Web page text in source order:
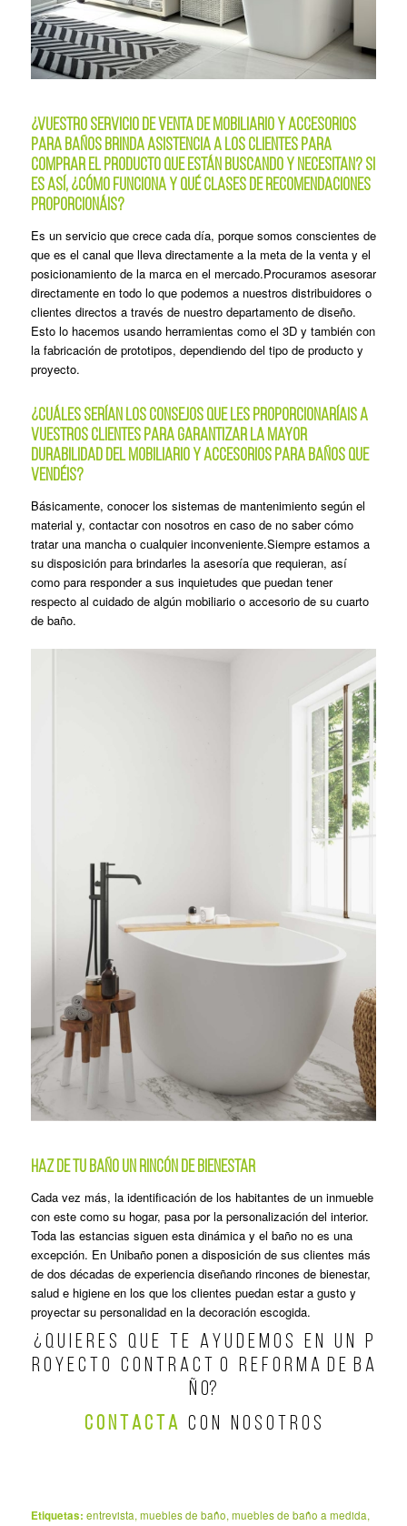
¿Vuestro servicio de venta de mobiliario y accesorios
para baños brinda asistencia a los clientes para
comprar el producto que están buscando y necesitan? Si
es así, ¿cómo funciona y qué clases de recomendaciones
proporcionáis?
Es un servicio que crece cada día, porque somos conscientes de
que es el canal que lleva directamente a la meta de la venta y el
posicionamiento de la marca en el mercado.Procuramos asesorar
directamente en todo lo que podemos a nuestros distribuidores o
clientes directos a través de nuestro departamento de diseño.
Esto lo hacemos usando herramientas como el 3D y también con
la fabricación de prototipos, dependiendo del tipo de producto y
proyecto.
¿Cuáles serían los consejos que les proporcionaríais a
vuestros clientes para garantizar la mayor
durabilidad del mobiliario y accesorios para baños que
vendéis?
Básicamente, conocer los sistemas de mantenimiento según el
material y, contactar con nosotros en caso de no saber cómo
tratar una mancha o cualquier inconveniente.Siempre estamos a
su disposición para brindarles la asesoría que requieran, así
como para responder a sus inquietudes que puedan tener
respecto al cuidado de algún mobiliario o accesorio de su cuarto
de baño.
Haz de tu baño un rincón de bienestar
Cada vez más, la identificación de los habitantes de un inmueble
con este como su hogar, pasa por la personalización del interior.
Toda las estancias siguen esta dinámica y el baño no es una
excepción. En Unibaño ponen a disposición de sus clientes más
de dos décadas de experiencia diseñando rincones de bienestar,
salud e higiene en los que los clientes puedan estar a gusto y
proyectar su personalidad en la decoración escogida.
¿ Q U I E R E S Q U E T E A Y U D E M O S E N U N P
R O Y E C T O C O N T R A C T O R E F O R M A D E B A
Ñ O?
C O N T A C T AC O N N O S O T R O S
Etiquetas: entrevista, muebles de baño, muebles de baño a medida,